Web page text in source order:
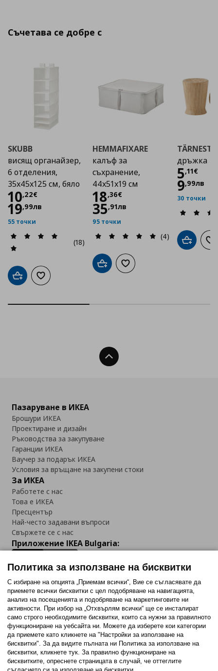
Съчетава се добре с
SKUBB
висящ органайзер,
6 отделения,
35x45x125 см, бяло
10,22€
Цена
19,99лв
55 точки
(18)
Добави в кошницата
Добави към списъка с любими
HEMMAFIXARE
калъф за
съхранение,
44x51x19 см
18,36€
Цена
35,91лв
95 точки
(4)
Добави в кошницата
Добави към списъка с
дръжка
5,11€
Цена
9,99лв
30 точки
Добави
Нагоре
Пазаруване в ИКЕА
Брошури ИКЕА
Проектиране и дизайн
Ръководства за закупуване
Гаранции ИКЕА
Ваучер за подарък ИКЕА
Условия за връщане на закупени стоки
За ИКЕА
Работете с нас
Това е ИКЕА
Пресцентър
Най-често задавани въпроси
Свържете се с нас
Приложение IKEA Bulgaria:
Последвайте ни:
FacebookTwitterYoutubePinterestInstagram
Политика за използване на бисквитки
С избиране на опцията „Приемам всички“, Вие се съгласявате да
приемете всички бисквитки с цел подобряване на навигацията,
анализ на посещенията и подобряване на маркетинговите ни
активности. При избор на „Отхвърлям всички“ ще се инсталират
само строго необходимитe бисквитки, които са нужни за правилното
функциониране на уебсайта ни. Можете да изберете кои категории
да приемете като кликнете на "Настройки за използване на
бисквитки". За да видите пълната ни Политика за използване на
бисквитки, кликнете тук. За правилно функциониране на
бисквитките, опреснете страницата в случай, че оттеглите